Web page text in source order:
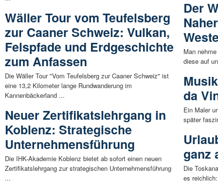
Wäller Tour vom Teufelsberg
zur Caaner Schweiz: Vulkan,
Felspfade und Erdgeschichte
zum Anfassen
Die Wäller Tour "Vom Teufelsberg zur Caaner Schweiz" ist
eine 13,2 Kilometer lange Rundwanderung im
Kannenbäckerland ...
Neuer Zertifikatslehrgang in
Koblenz: Strategische
Unternehmensführung
Die IHK-Akademie Koblenz bietet ab sofort einen neuen
Zertifikatslehrgang zur strategischen Unternehmensführung
...
Der
Man
diese auf
da
Ein Maler
später
ganz
Die
es